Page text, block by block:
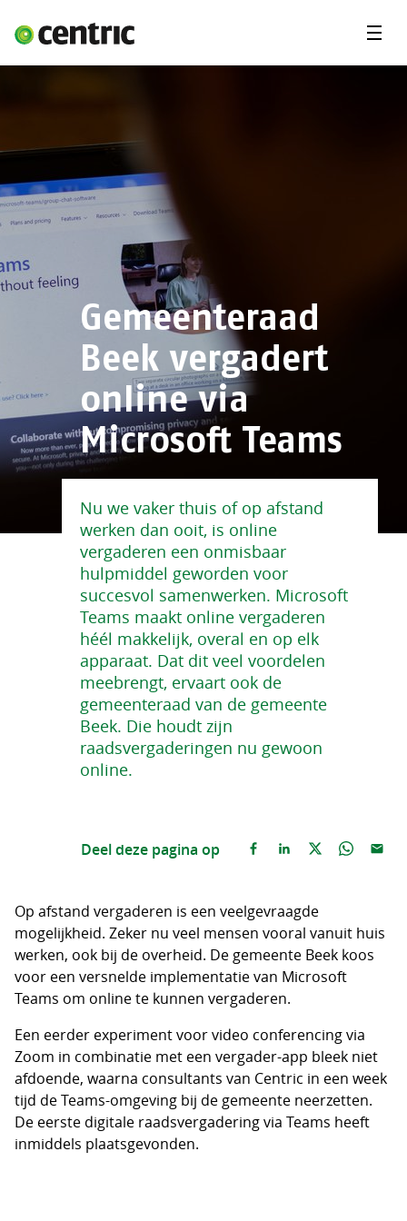
Oplossingen
Over Centric
Contact
Careers
Insights
Gemeenteraad
Beek vergadert
online via
Microsoft Teams
Nu we vaker thuis of op afstand
werken dan ooit, is online
vergaderen een onmisbaar
hulpmiddel geworden voor
succesvol samenwerken. Microsoft
Teams maakt online vergaderen
héél makkelijk, overal en op elk
apparaat. Dat dit veel voordelen
meebrengt, ervaart ook de
gemeenteraad van de gemeente
Beek. Die houdt zijn
raadsvergaderingen nu gewoon
online.
Deel deze pagina op
Op afstand vergaderen is een veelgevraagde
mogelijkheid. Zeker nu veel mensen vooral vanuit huis
werken, ook bij de overheid. De gemeente Beek koos
voor een versnelde implementatie van Microsoft
Teams om online te kunnen vergaderen.
Een eerder experiment voor video conferencing via
Zoom in combinatie met een vergader-app bleek niet
afdoende, waarna consultants van Centric in een week
tijd de Teams-omgeving bij de gemeente neerzetten.
De eerste digitale raadsvergadering via Teams heeft
inmiddels plaatsgevonden.